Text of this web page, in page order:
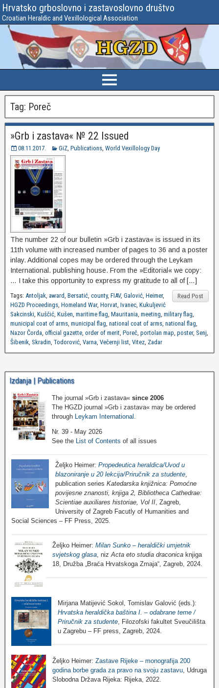
Hrvatsko grboslovno i zastavoslovno društvo
Croatian Heraldic and Vexillological Association
Tag: Poreč
»Grb i zastava« № 22 Issued
08.11.2017. GiZ, Publications, World Vexillology Day
The number 22 of our bulletin »Grb i zastava« is issued in its
11th volume with increased number of pages to 36 and a poster
inlay. Additional copes may be ordered through the Leykam
International. publishing house. From the »Editorial« we copy:
… I take this opportunity to express my gratitude to all of […]
Read Post
Tags: Antoljak, award, Bersatić, county, FIAV, Galović, Heimer,
HGZD Proceedings, Homeland War, Horvat, Ivanec, Kukuljević
Sakcinski, Kuščić, Kušen, maritime flag, Mauritania, meeting, military flag,
municipal coat of arms, municipal flag, national coat of arms, national flag,
Nazor Čorda, official gazette, order of merit, Poreč, portolan map, poster, Senj,
Šibenik, Skradin, Todorović, Varna, Večernji list, Vitez, Zadar
Izdanja | Publications
The journal »Grb i zastava« since 2006
The HGZD journal »Grb i zastava« may be ordered
through
Leykam International
Nr. 39 - May 2026
See the
List of Contents of all issues
Željko Heimer: Propedeutica heraldica/Uvod u
blazoniranje u 20 lekcija/Priručnik za studente,
publication series Katedarska knjižnica: Pomoćne
povijesne znanosti, knjiga 2, Bibliotheca Cathedrae:
Scientiae auxiliares historiae, Vol II, Zagreb,
University of Zagreb Facutly of Humanities and
Social Sciences – FF Press, 2025.
Željko Heimer: Milan Sunko – heraldički umjetnik
svjetskog glasa , niz Acta eto studia draconica knjiga
18, Družba „Braća Hrvatskoga Zmaja“, Zagreb, 2024.
Mirjana Matijević Sokol, Tomislav Galović (eds.):
Hrvatska heraldička baština I. – odabrane teme /
Priručnik za studente, Filozofski fakultet Sveučilišta
u Zagrebu – FF press, Zagreb, 2024.
Željko Heimer: Zastave Rijeke – monografija 200
godina borbe grada za pravo na svoju zastavu, Udruga
Slobodna Država Rijeka: Rijeka, 2022.